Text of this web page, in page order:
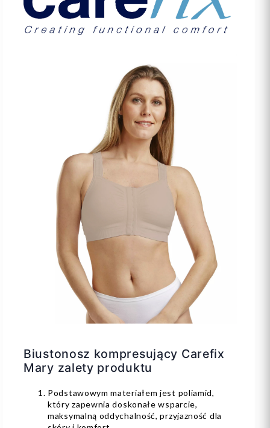
Biustonosz kompresujący Carefix
Mary zalety produktu
Podstawowym materiałem jest poliamid,
który zapewnia doskonałe wsparcie,
maksymalną oddychalność, przyjazność dla